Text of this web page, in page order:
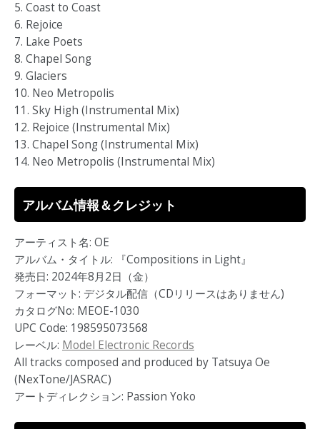
5. Coast to Coast
6. Rejoice
7. Lake Poets
8. Chapel Song
9. Glaciers
10. Neo Metropolis
11. Sky High (Instrumental Mix)
12. Rejoice (Instrumental Mix)
13. Chapel Song (Instrumental Mix)
14. Neo Metropolis (Instrumental Mix)
アルバム情報＆クレジット
アーティスト名: OE
アルバム・タイトル: 『Compositions in Light』
発売日: 2024年8月2日（金）
フォーマット: デジタル配信（CDリリースはありません)
カタログNo: MEOE-1030
UPC Code: 198595073568
レーベル: Model Electronic Records
All tracks composed and produced by Tatsuya Oe
(NexTone/JASRAC)
アートディレクション: Passion Yoko